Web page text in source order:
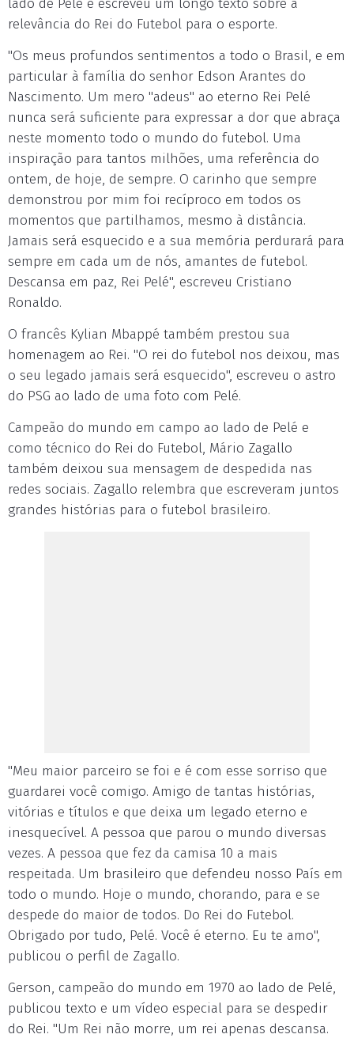
lado de Pelé e escreveu um longo texto sobre a
relevância do Rei do Futebol para o esporte.
"Os meus profundos sentimentos a todo o Brasil, e em
particular à família do senhor Edson Arantes do
Nascimento. Um mero "adeus" ao eterno Rei Pelé
nunca será suficiente para expressar a dor que abraça
neste momento todo o mundo do futebol. Uma
inspiração para tantos milhões, uma referência do
ontem, de hoje, de sempre. O carinho que sempre
demonstrou por mim foi recíproco em todos os
momentos que partilhamos, mesmo à distância.
Jamais será esquecido e a sua memória perdurará para
sempre em cada um de nós, amantes de futebol.
Descansa em paz, Rei Pelé", escreveu Cristiano
Ronaldo.
O francês Kylian Mbappé também prestou sua
homenagem ao Rei. "O rei do futebol nos deixou, mas
o seu legado jamais será esquecido", escreveu o astro
do PSG ao lado de uma foto com Pelé.
Campeão do mundo em campo ao lado de Pelé e
como técnico do Rei do Futebol, Mário Zagallo
também deixou sua mensagem de despedida nas
redes sociais. Zagallo relembra que escreveram juntos
grandes histórias para o futebol brasileiro.
"Meu maior parceiro se foi e é com esse sorriso que
guardarei você comigo. Amigo de tantas histórias,
vitórias e títulos e que deixa um legado eterno e
inesquecível. A pessoa que parou o mundo diversas
vezes. A pessoa que fez da camisa 10 a mais
respeitada. Um brasileiro que defendeu nosso País em
todo o mundo. Hoje o mundo, chorando, para e se
despede do maior de todos. Do Rei do Futebol.
Obrigado por tudo, Pelé. Você é eterno. Eu te amo",
publicou o perfil de Zagallo.
Gerson, campeão do mundo em 1970 ao lado de Pelé,
publicou texto e um vídeo especial para se despedir
do Rei. "Um Rei não morre, um rei apenas descansa.